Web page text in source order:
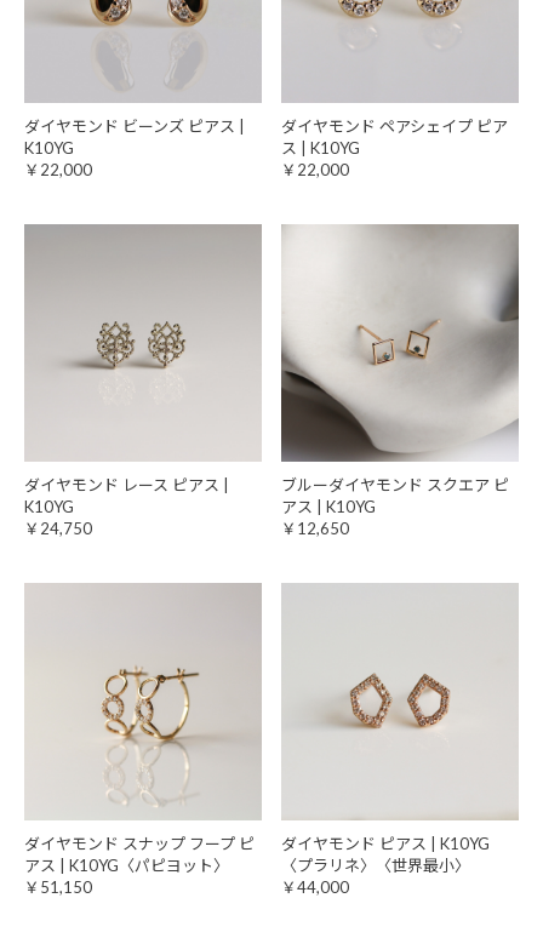
ダイヤモンド ビーンズ ピアス |
K10YG
￥22,000
ダイヤモンド ペアシェイプ ピア
ス | K10YG
￥22,000
ダイヤモンド レース ピアス |
K10YG
￥24,750
ブルーダイヤモンド スクエア ピ
アス | K10YG
￥12,650
ダイヤモンド スナップ フープ ピ
アス | K10YG〈パピヨット〉
￥51,150
ダイヤモンド ピアス | K10YG
〈プラリネ〉〈世界最小〉
￥44,000